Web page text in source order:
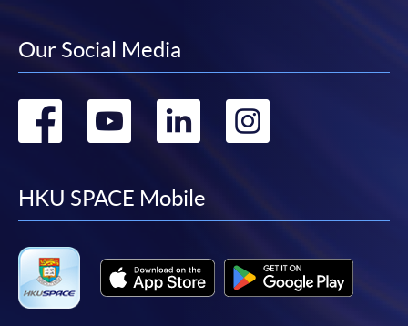
某些課程須甄選入學，並要求申請人上載課程網頁
中指定所須文件(如學歷證明)。系統只支援doc,
繳交所需費用
申請人可使用以下方式繳交報名費或課程費用:
定繳費靈網上密碼。有關如何申請繳費靈戶口及密
碼，請瀏覽繳費靈網址http://www.ppshk.com
Our Social Media
Go
facebook
Go
youtube
Go
linkedin
Go
HKU SPACE Mobile